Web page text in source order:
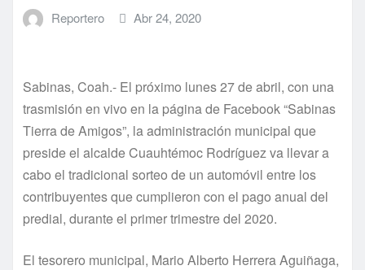
Reportero Abr 24, 2020
Sabinas, Coah.- El próximo lunes 27 de abril, con una
trasmisión en vivo en la página de Facebook “Sabinas
Tierra de Amigos”, la administración municipal que
preside el alcalde Cuauhtémoc Rodríguez va llevar a
cabo el tradicional sorteo de un automóvil entre los
contribuyentes que cumplieron con el pago anual del
predial, durante el primer trimestre del 2020.
El tesorero municipal, Mario Alberto Herrera Aguiñaga,